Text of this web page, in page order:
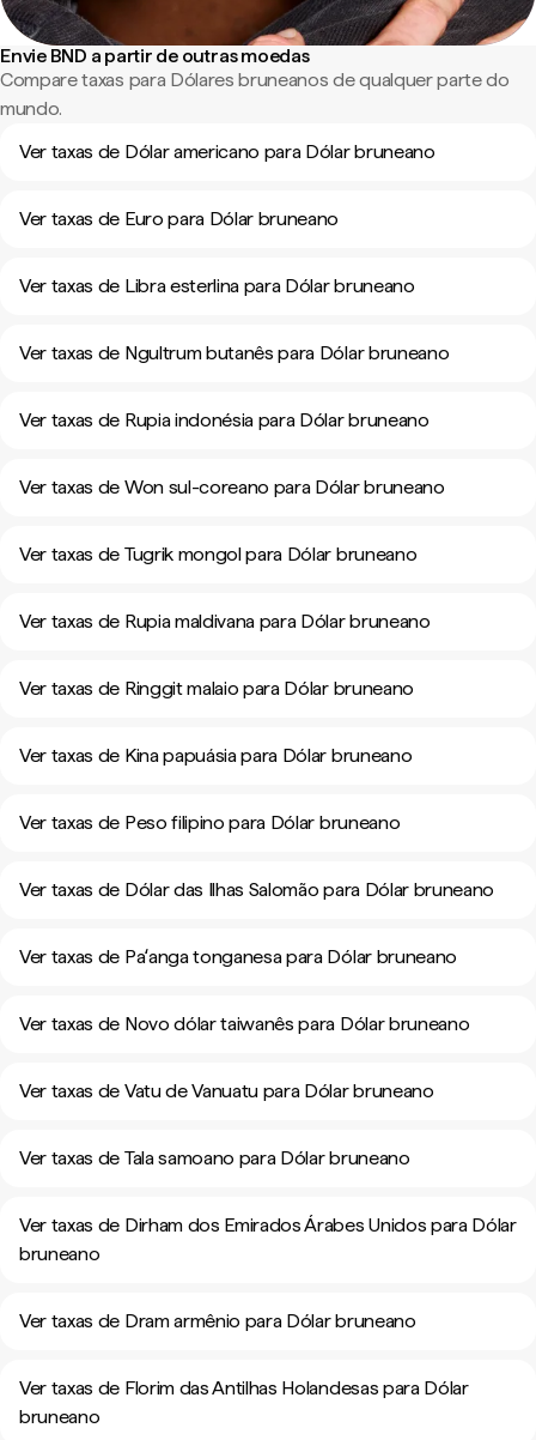
Envie BND a partir de outras moedas
Compare taxas para Dólares bruneanos de qualquer parte do
mundo.
Ver taxas de Dólar americano para Dólar bruneano
Ver taxas de Euro para Dólar bruneano
Ver taxas de Libra esterlina para Dólar bruneano
Ver taxas de Ngultrum butanês para Dólar bruneano
Ver taxas de Rupia indonésia para Dólar bruneano
Ver taxas de Won sul-coreano para Dólar bruneano
Ver taxas de Tugrik mongol para Dólar bruneano
Ver taxas de Rupia maldivana para Dólar bruneano
Ver taxas de Ringgit malaio para Dólar bruneano
Ver taxas de Kina papuásia para Dólar bruneano
Ver taxas de Peso filipino para Dólar bruneano
Ver taxas de Dólar das Ilhas Salomão para Dólar bruneano
Ver taxas de Paʻanga tonganesa para Dólar bruneano
Ver taxas de Novo dólar taiwanês para Dólar bruneano
Ver taxas de Vatu de Vanuatu para Dólar bruneano
Ver taxas de Tala samoano para Dólar bruneano
Ver taxas de Dirham dos Emirados Árabes Unidos para Dólar
bruneano
Ver taxas de Dram armênio para Dólar bruneano
Ver taxas de Florim das Antilhas Holandesas para Dólar
bruneano